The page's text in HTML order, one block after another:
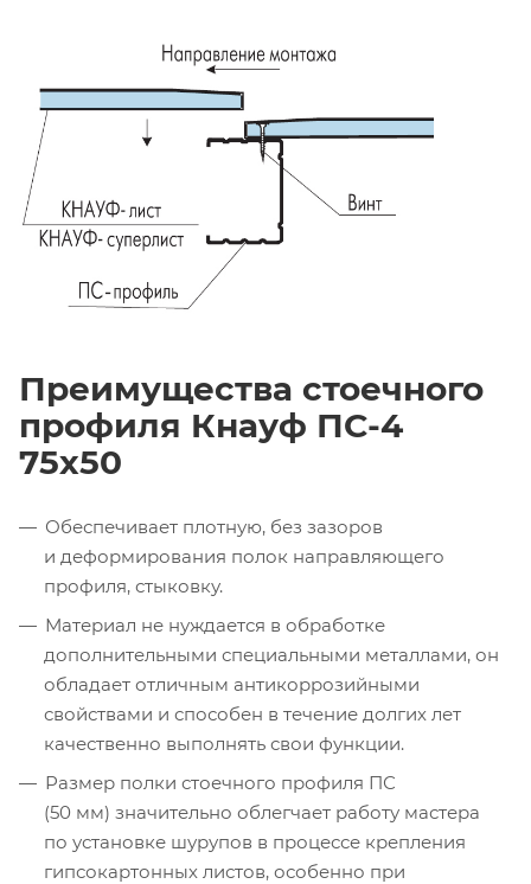
Преимущества стоечного
профиля Кнауф ПС-4
75х50
Обеспечивает плотную, без зазоров
и деформирования полок направляющего
профиля, стыковку.
Материал не нуждается в обработке
дополнительными специальными металлами, он
обладает отличным антикоррозийными
свойствами и способен в течение долгих лет
качественно выполнять свои функции.
Размер полки стоечного профиля ПС
(50 мм) значительно облегчает работу мастера
по установке шурупов в процессе крепления
гипсокартонных листов, особенно при